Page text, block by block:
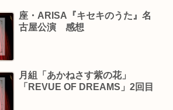
座・ARISA『キセキのうた』名
古屋公演 感想
月組「あかねさす紫の花」
「REVUE OF DREAMS」2回目